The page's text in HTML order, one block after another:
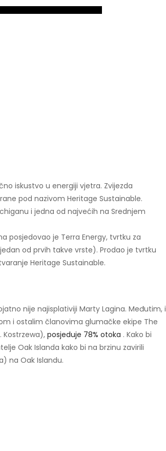
iskustvo u energiji vjetra. Zvijezda
pod nazivom Heritage Sustainable.
i jedna od najvećih na Srednjem
posjedovao je Terra Energy, tvrtku za
od prvih takve vrste). Prodao je tvrtku
Heritage Sustainable.
nije najisplativiji Marty Lagina. Međutim, i
i ostalim članovima glumačke ekipe The
Kostrzewa), posjeduje 78% otoka . Kako bi
Oak Islanda kako bi na brzinu zavirili
na Oak Islandu.